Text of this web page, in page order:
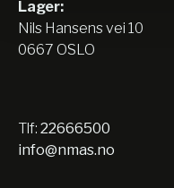
Lager:
Nils Hansens vei 10
0667 OSLO
Tlf: 22666500
info@nmas.no